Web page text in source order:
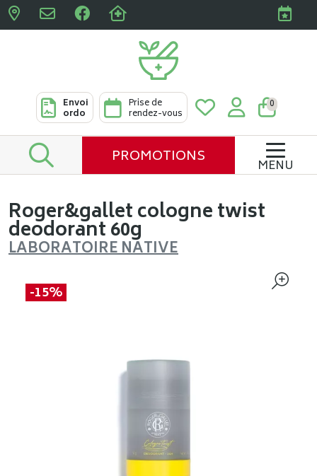
Pharmacies Clabots &
Envoi
ordo
Prise de
rendez-vous
0
PROMOTIONS MENU
Roger&gallet cologne twist
deodorant 60g
LABORATOIRE NATIVE
-15%